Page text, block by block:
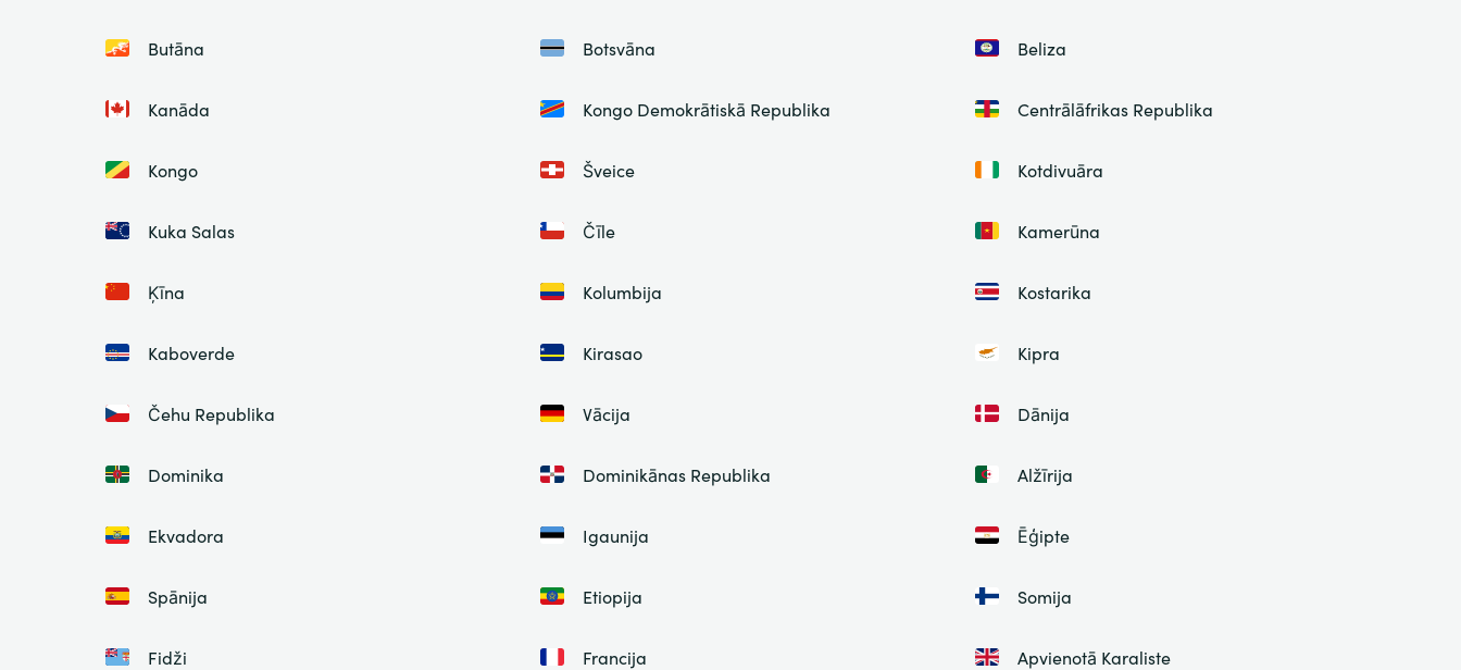
Butāna Botsvāna Beliza
Kanāda Kongo Demokrātiskā Republika Centrālāfrikas Republika
Kongo Šveice Kotdivuāra
Kuka Salas Čīle Kamerūna
Ķīna Kolumbija Kostarika
Kaboverde Kirasao Kipra
Čehu Republika Vācija Dānija
Dominika Dominikānas Republika Alžīrija
Ekvadora Igaunija Ēģipte
Spānija Etiopija Somija
Fidži Francija Apvienotā Karaliste